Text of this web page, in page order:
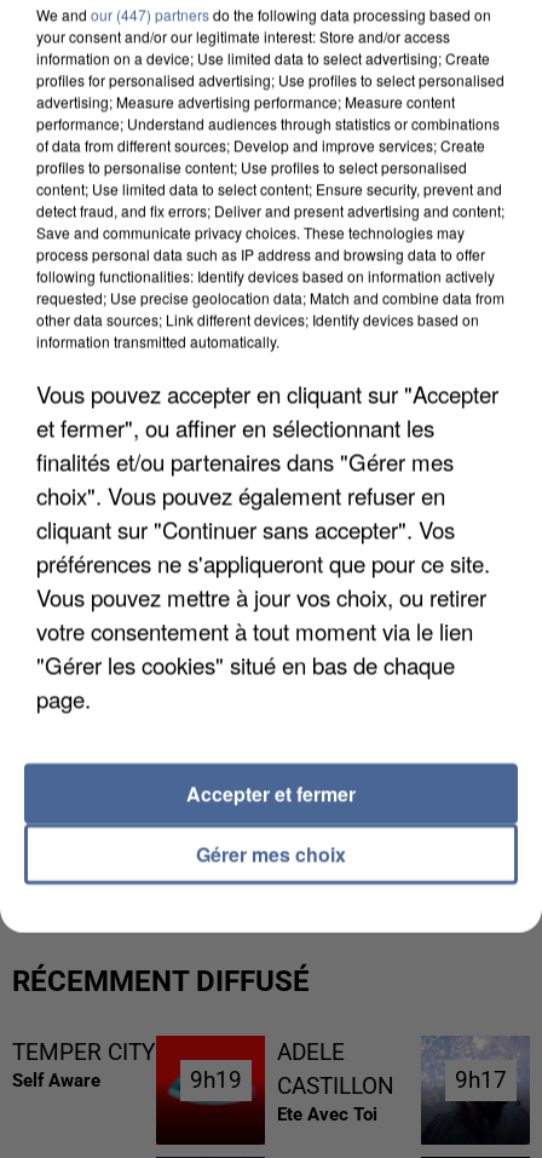
APRÈS TOUTES CES CANICULES, LES REFUGES
DE FAUNE SAUVAGE SONT...
L’UN DES FONDATEURS SUPPOSÉS DE LA DZ
MAFIA INTERPELLÉ EN ALGÉRIE
RÉCEMMENT DIFFUSÉ
TEMPER CITY
Self Aware 9h19
9h19
ADELE
CASTILLON
Ete Avec Toi
9h17
9h17
We and our (447) partnersdo the following data processing based on
your consent and/or our legitimate interest: Store and/or access
information on a device; Use limited data to select advertising; Create
profiles for personalised advertising; Use profiles to select personalised
advertising; Measure advertising performance; Measure content
performance; Understand audiences through statistics or combinations
of data from different sources; Develop and improve services; Create
profiles to personalise content; Use profiles to select personalised
content; Use limited data to select content; Ensure security, prevent and
detect fraud, and fix errors; Deliver and present advertising and content;
Save and communicate privacy choices. These technologies may
process personal data such as IP address and browsing data to offer
following functionalities: Identify devices based on information actively
requested; Use precise geolocation data; Match and combine data from
other data sources; Link different devices; Identify devices based on
information transmitted automatically.
Vous pouvez accepter en cliquant sur "Accepter
et fermer", ou affiner en sélectionnant les
finalités et/ou partenaires dans "Gérer mes
choix". Vous pouvez également refuser en
cliquant sur "Continuer sans accepter". Vos
préférences ne s'appliqueront que pour ce site.
Vous pouvez mettre à jour vos choix, ou retirer
votre consentement à tout moment via le lien
"Gérer les cookies" situé en bas de chaque
page.
Gérer mes choix
Accepter et fermer